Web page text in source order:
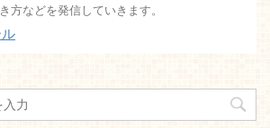
方などを発信していきます。